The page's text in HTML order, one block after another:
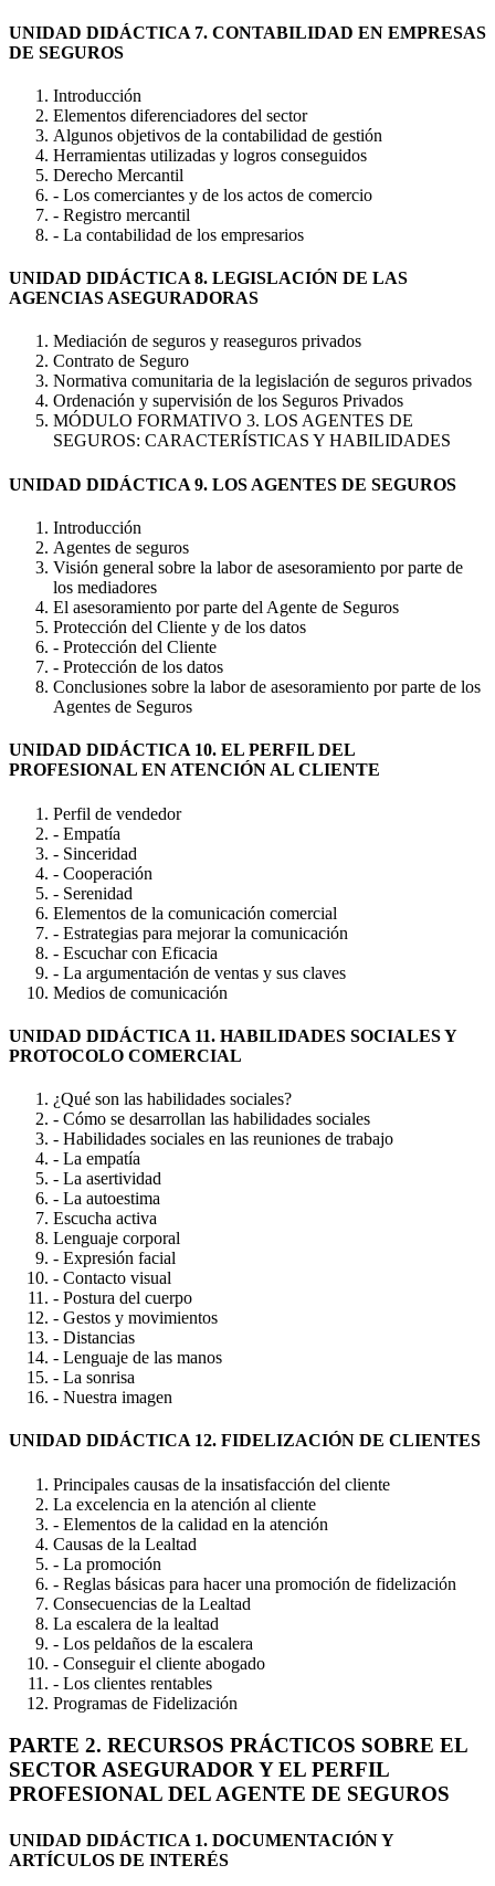
UNIDAD DIDÁCTICA 7. CONTABILIDAD EN EMPRESAS
DE SEGUROS
Introducción
Elementos diferenciadores del sector
Algunos objetivos de la contabilidad de gestión
Herramientas utilizadas y logros conseguidos
Derecho Mercantil
- Los comerciantes y de los actos de comercio
- Registro mercantil
- La contabilidad de los empresarios
UNIDAD DIDÁCTICA 8. LEGISLACIÓN DE LAS
AGENCIAS ASEGURADORAS
Mediación de seguros y reaseguros privados
Contrato de Seguro
Normativa comunitaria de la legislación de seguros privados
Ordenación y supervisión de los Seguros Privados
MÓDULO FORMATIVO 3. LOS AGENTES DE
SEGUROS: CARACTERÍSTICAS Y HABILIDADES
UNIDAD DIDÁCTICA 9. LOS AGENTES DE SEGUROS
Introducción
Agentes de seguros
Visión general sobre la labor de asesoramiento por parte de
los mediadores
El asesoramiento por parte del Agente de Seguros
Protección del Cliente y de los datos
- Protección del Cliente
- Protección de los datos
Conclusiones sobre la labor de asesoramiento por parte de los
Agentes de Seguros
UNIDAD DIDÁCTICA 10. EL PERFIL DEL
PROFESIONAL EN ATENCIÓN AL CLIENTE
Perfil de vendedor
- Empatía
- Sinceridad
- Cooperación
- Serenidad
Elementos de la comunicación comercial
- Estrategias para mejorar la comunicación
- Escuchar con Eficacia
- La argumentación de ventas y sus claves
Medios de comunicación
UNIDAD DIDÁCTICA 11. HABILIDADES SOCIALES Y
PROTOCOLO COMERCIAL
¿Qué son las habilidades sociales?
- Cómo se desarrollan las habilidades sociales
- Habilidades sociales en las reuniones de trabajo
- La empatía
- La asertividad
- La autoestima
Escucha activa
Lenguaje corporal
- Expresión facial
- Contacto visual
- Postura del cuerpo
- Gestos y movimientos
- Distancias
- Lenguaje de las manos
- La sonrisa
- Nuestra imagen
UNIDAD DIDÁCTICA 12. FIDELIZACIÓN DE CLIENTES
Principales causas de la insatisfacción del cliente
La excelencia en la atención al cliente
- Elementos de la calidad en la atención
Causas de la Lealtad
- La promoción
- Reglas básicas para hacer una promoción de fidelización
Consecuencias de la Lealtad
La escalera de la lealtad
- Los peldaños de la escalera
- Conseguir el cliente abogado
- Los clientes rentables
Programas de Fidelización
PARTE 2. RECURSOS PRÁCTICOS SOBRE EL
SECTOR ASEGURADOR Y EL PERFIL
PROFESIONAL DEL AGENTE DE SEGUROS
UNIDAD DIDÁCTICA 1. DOCUMENTACIÓN Y
ARTÍCULOS DE INTERÉS